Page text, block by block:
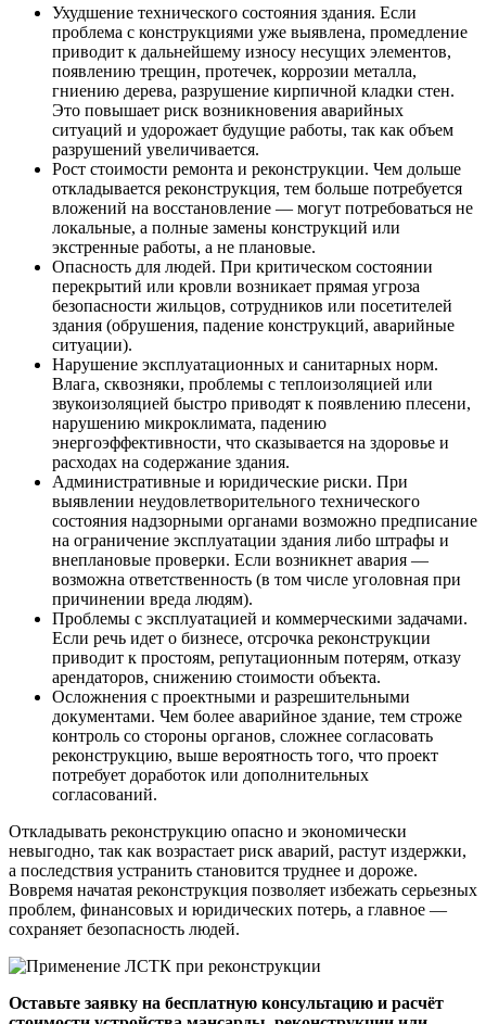
Ухудшение технического состояния здания. Если
проблема с конструкциями уже выявлена, промедление
приводит к дальнейшему износу несущих элементов,
появлению трещин, протечек, коррозии металла,
гниению дерева, разрушение кирпичной кладки стен.
Это повышает риск возникновения аварийных
ситуаций и удорожает будущие работы, так как объем
разрушений увеличивается.
Рост стоимости ремонта и реконструкции. Чем дольше
откладывается реконструкция, тем больше потребуется
вложений на восстановление — могут потребоваться не
локальные, а полные замены конструкций или
экстренные работы, а не плановые.
Опасность для людей. При критическом состоянии
перекрытий или кровли возникает прямая угроза
безопасности жильцов, сотрудников или посетителей
здания (обрушения, падение конструкций, аварийные
ситуации).
Нарушение эксплуатационных и санитарных норм.
Влага, сквозняки, проблемы с теплоизоляцией или
звукоизоляцией быстро приводят к появлению плесени,
нарушению микроклимата, падению
энергоэффективности, что сказывается на здоровье и
расходах на содержание здания.
Административные и юридические риски. При
выявлении неудовлетворительного технического
состояния надзорными органами возможно предписание
на ограничение эксплуатации здания либо штрафы и
внеплановые проверки. Если возникнет авария —
возможна ответственность (в том числе уголовная при
причинении вреда людям).
Проблемы с эксплуатацией и коммерческими задачами.
Если речь идет о бизнесе, отсрочка реконструкции
приводит к простоям, репутационным потерям, отказу
арендаторов, снижению стоимости объекта.
Осложнения с проектными и разрешительными
документами. Чем более аварийное здание, тем строже
контроль со стороны органов, сложнее согласовать
реконструкцию, выше вероятность того, что проект
потребует доработок или дополнительных
согласований.
Откладывать реконструкцию опасно и экономически
невыгодно, так как возрастает риск аварий, растут издержки,
а последствия устранить становится труднее и дороже.
Вовремя начатая реконструкция позволяет избежать серьезных
проблем, финансовых и юридических потерь, а главное —
сохраняет безопасность людей.
Оставьте заявку на бесплатную консультацию и расчёт